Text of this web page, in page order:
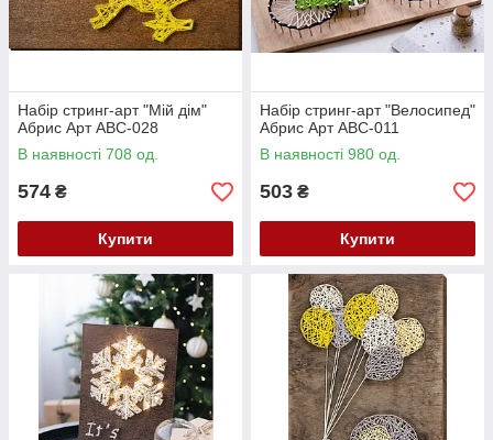
Набір стринг-арт "Мій дім"
Абрис Арт ABC-028
В наявності 708 од.
574 ₴
Купити
Набір стринг-арт "Велосипед"
Абрис Арт ABC-011
В наявності 980 од.
503 ₴
Купити